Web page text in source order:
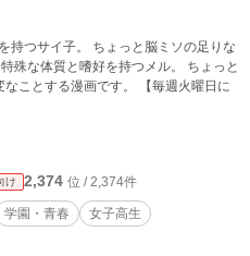
持つサイ子。 ちょっと脳ミソの足りな
体質と嗜好を持つメル。 ちょっと
る漫画です。 【毎週火曜日に
け 2,374 位 / 2,374件
学園・青春
女子高生